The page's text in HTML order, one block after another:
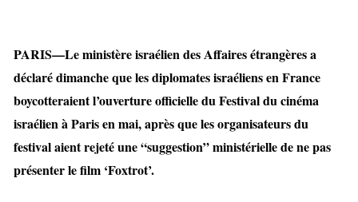
PARIS—Le ministère israélien des Affaires étrangères a
déclaré dimanche que les diplomates israéliens en France
boycotteraient l’ouverture officielle du Festival du cinéma
israélien à Paris en mai, après que les organisateurs du
festival aient rejeté une “suggestion” ministérielle de ne pas
présenter le film ‘Foxtrot’.